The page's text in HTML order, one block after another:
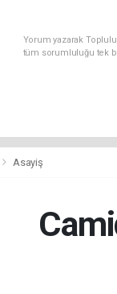
Yorum yazarak
tüm sorumluluğu tek
Asayiş